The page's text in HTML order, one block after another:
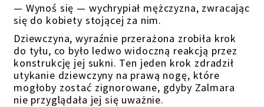
— Wynoś się — wychrypiał mężczyzna, zwracając
się do kobiety stojącej za nim.
Dziewczyna, wyraźnie przerażona zrobiła krok
do tyłu, co było ledwo widoczną reakcją przez
konstrukcję jej sukni. Ten jeden krok zdradził
utykanie dziewczyny na prawą nogę, które
mogłoby zostać zignorowane, gdyby Zalmara
nie przyglądała jej się uważnie.